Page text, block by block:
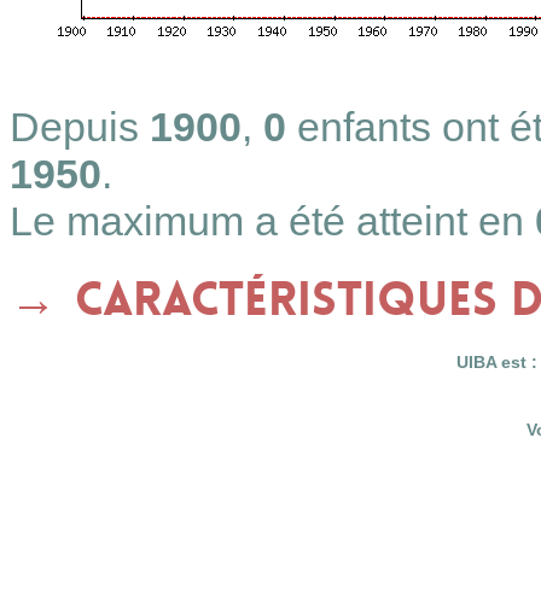
Depuis 1900, 0 enfants ont
1950.
Le maximum a été atteint en
Caractéristiques
UIBA est :